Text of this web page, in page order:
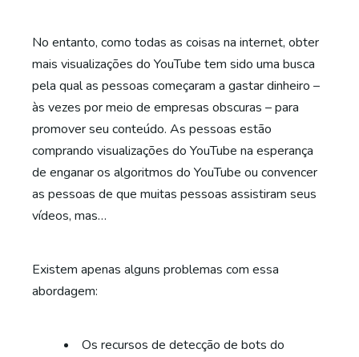
No entanto, como todas as coisas na internet, obter
mais visualizações do YouTube tem sido uma busca
pela qual as pessoas começaram a gastar dinheiro –
às vezes por meio de empresas obscuras – para
promover seu conteúdo. As pessoas estão
comprando visualizações do YouTube na esperança
de enganar os algoritmos do YouTube ou convencer
as pessoas de que muitas pessoas assistiram seus
vídeos, mas…
Existem apenas alguns problemas com essa
abordagem:
Os recursos de detecção de bots do